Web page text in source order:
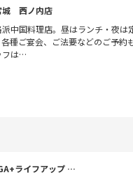
城 西ノ内店
中国料理店。昼はランチ・夜は
各種ご宴会、ご法要などのご予約
フは…
ライフアップ …